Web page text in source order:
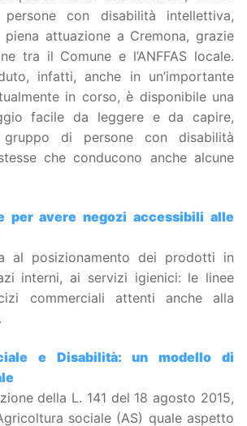
con disabilità intellettiva,
attuazione a Cremona, grazie
tra il Comune e l’ANFFAS locale.
infatti, anche in un’importante
in corso, è disponibile una
facile da leggere e da capire,
di persone con disabilità
stesse che conducono anche alcune
per avere negozi accessibili alle
al posizionamento dei prodotti in
interni, ai servizi igienici: le linee
commerciali attenti anche alla
e Disabilità: un modello di
della L. 141 del 18 agosto 2015,
sociale (AS) quale aspetto